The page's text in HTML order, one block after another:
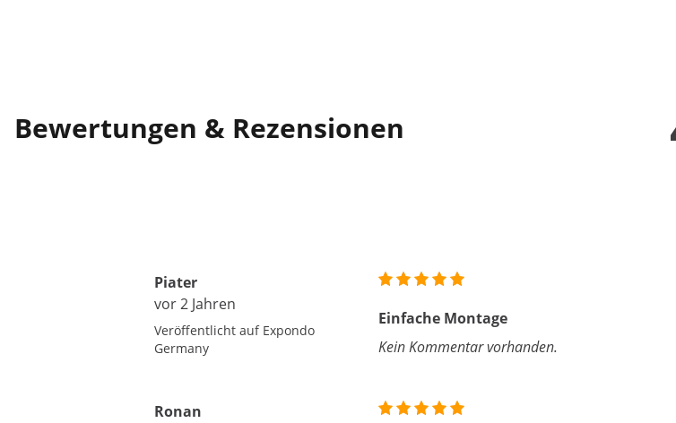
Bewertungen & Rezensionen
Piater
vor 2 Jahren
Veröffentlicht auf Expondo
Germany
Einfache Montage
Kein Kommentar vorhanden.
Ronan